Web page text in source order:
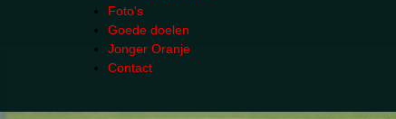
Foto's
Goede doelen
Jonger Oranje
Contact